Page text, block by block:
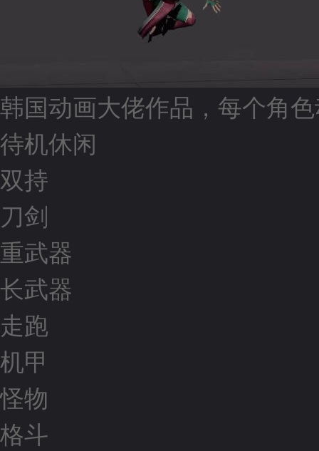
韩国动画大佬作品，每个角
待机休闲
双持
刀剑
重武器
长武器
走跑
机甲
怪物
格斗